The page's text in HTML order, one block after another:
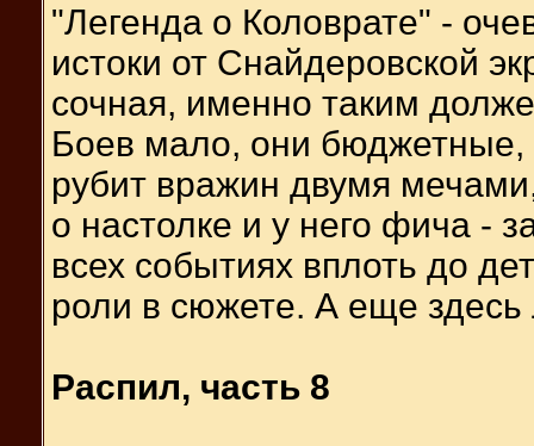
"Легенда о Коловрате" -
истоки от Снайдеровской
сочная, именно таким
Боев мало, они бюджетные,
рубит вражин двумя
о настолке и у него фича -
всех событиях вплоть до
роли в сюжете. А еще здесь
Распил, часть 8